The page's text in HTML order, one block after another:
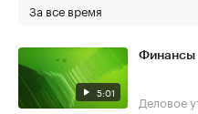
За все время
5:01
Финансы
Деловое